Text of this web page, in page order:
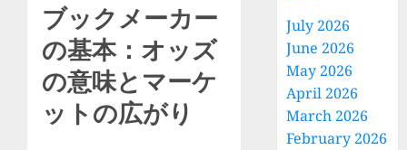
ブックメーカー
の基本：オッズ
の意味とマーケ
ットの広がり
July 2026
June 2026
May 2026
April 2026
March 2026
February 2026